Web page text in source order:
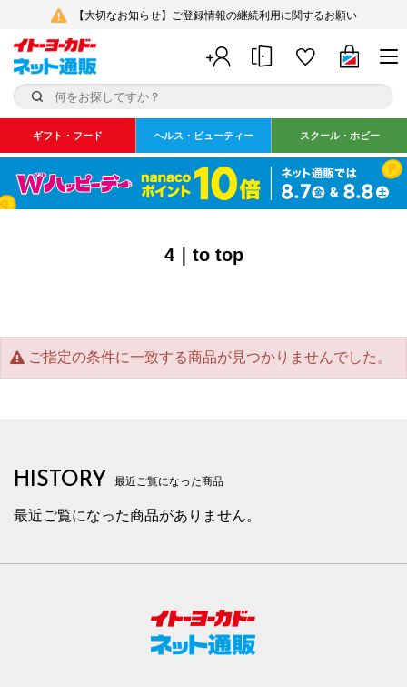
【大切なお知らせ】ご登録情報の継続利用に関するお願い
ギフト・フード ヘルス・ビューティー スクール・ホビー
4｜to top
ご指定の条件に一致する商品が見つかりませんでした。
HISTORY 最近ご覧になった商品
最近ご覧になった商品がありません。